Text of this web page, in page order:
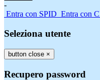
-
Entra con SPID Entra con
Seleziona utente
button close ×
Recupero password